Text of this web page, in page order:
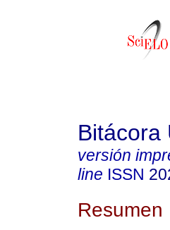
Bitácora
versión
line ISSN
Resumen